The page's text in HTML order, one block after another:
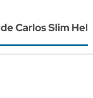
Carlos Slim